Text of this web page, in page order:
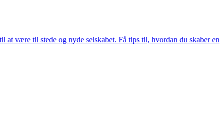
være til stede og nyde selskabet. Få tips til, hvordan du skaber en